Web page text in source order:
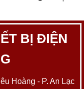
BỊ ĐIỆN
Hoàng - P. An Lạc